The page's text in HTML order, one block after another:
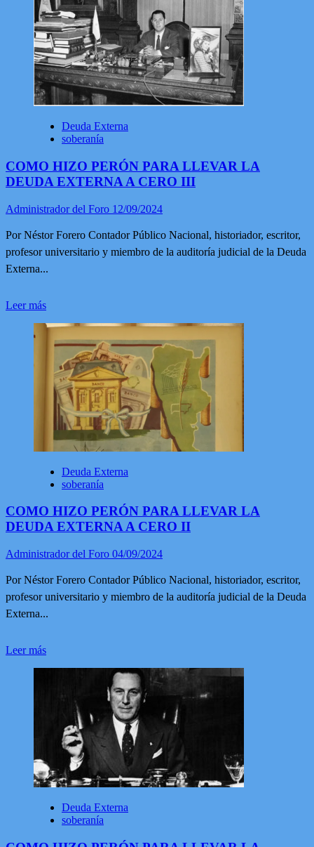
Deuda Externa
soberanía
COMO HIZO PERÓN PARA LLEVAR LA
DEUDA EXTERNA A CERO III
Administrador del Foro 12/09/2024
Por Néstor Forero Contador Público Nacional, historiador, escritor,
profesor universitario y miembro de la auditoría judicial de la Deuda
Externa...
Leer másLeer
sobre
COMO
HIZO
PERÓN
PARA
LLEVAR
LA
DEUDA
EXTERNA
A
III
Deuda Externa
soberanía
COMO HIZO PERÓN PARA LLEVAR LA
DEUDA EXTERNA A CERO II
Administrador del Foro 04/09/2024
Por Néstor Forero Contador Público Nacional, historiador, escritor,
profesor universitario y miembro de la auditoría judicial de la Deuda
Externa...
Leer másLeer
HIZO
PERÓN
PARA
LLEVAR
DEUDA
EXTERNA
A
CERO
II
Deuda Externa
soberanía